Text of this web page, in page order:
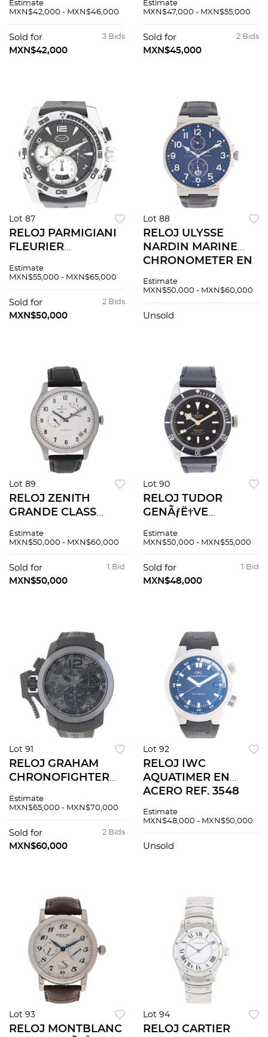
ORO AMARILLO DE
643 8 Movimiento:
automÃƒÂ¡tico.
Estimate
MXN$42,000 - MXN$46,000
3 Bids
Sold for
MXN$42,000
18K Movimiento:
Estimate
MXN$47,000 - MXN$55,000
2 Bids
Sold for
MXN$45,000
Lot 87
RELOJ PARMIGIANI
FLEURIER
CHRONOGRAPH EN
automÃƒÂ¡tico.
Estimate
MXN$55,000 - MXN$65,000
2 Bids
Sold for
MXN$50,000
Lot 88
RELOJ ULYSSE
NARDIN MARINE
CHRONOMETER EN
Movimiento:
Estimate
MXN$50,000 - MXN$60,000
Unsold
Lot 89
RELOJ ZENITH
GRANDE CLASS
ACERO Movimiento:
Estimate
MXN$50,000 - MXN$60,000
1 Bid
Sold for
MXN$50,000
Lot 90
RELOJ TUDOR
GENÃƒË†VE
BAY EN ACERO REF.
automÃƒÂ¡tico.
Estimate
MXN$50,000 - MXN$55,000
1 Bid
Sold for
MXN$48,000
Lot 91
RELOJ GRAHAM
CHRONOFIGHTER
ACERO Movimiento:
Estimate
MXN$65,000 - MXN$70,000
2 Bids
Sold for
MXN$60,000
Lot 92
RELOJ IWC
AQUATIMER EN
ACERO REF. 3548
automÃƒÂ¡tico.
Estimate
MXN$48,000 - MXN$50,000
Unsold
Lot 93
RELOJ MONTBLANC
Lot 94
RELOJ CARTIER